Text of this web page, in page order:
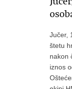
Jučer,
štetu
nakon
iznos